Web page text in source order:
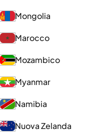
Mongolia
Marocco
Mozambico
Myanmar
Namibia
Nuova Zelanda